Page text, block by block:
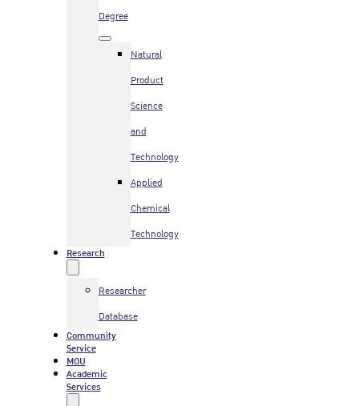
Degree
Natural
Product
Science
and
Technology
Applied
Chemical
Technology
Research
Researcher
Database
Community
Service
MOU
Academic
Services